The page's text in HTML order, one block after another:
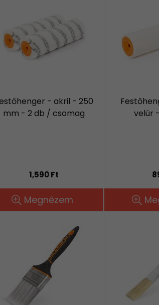
- akril - 250
mm - 2 db / csomag
1,590 Ft
Megnézem
velúr